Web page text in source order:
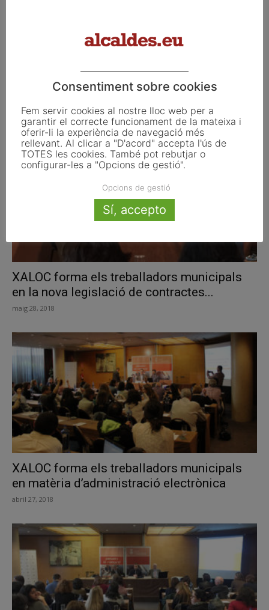
XALOC du a terme una jornada de formació
sobre recursos humans...
XALOC forma els treballadors municipals
en la nova legislació de contractes...
maig 28, 2018
XALOC forma els treballadors municipals
en matèria d’administració electrònica
abril 27, 2018
Consentiment sobre cookies
Fem servir cookies al nostre lloc web per a
garantir el correcte funcionament de la mateixa i
oferir-li la experiència de navegació més
rellevant. Al clicar a "D'acord" accepta l'ús de
TOTES les cookies. També pot rebutjar o
configurar-les a "Opcions de gestió".
Opcions de gestió
Sí, accepto